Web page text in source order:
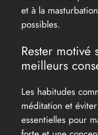
et à la
possibles.
Rester motivé
meilleurs
Les habitudes
méditation et
essentielles pour